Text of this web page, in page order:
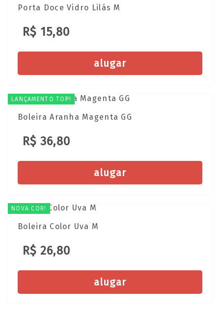
Porta Doce Vidro Lilás M
R$ 15,80
alugar
LANÇAMENTO TOP!
Boleira Aranha Magenta GG
R$ 36,80
alugar
NOVA COR!
Boleira Color Uva M
R$ 26,80
alugar